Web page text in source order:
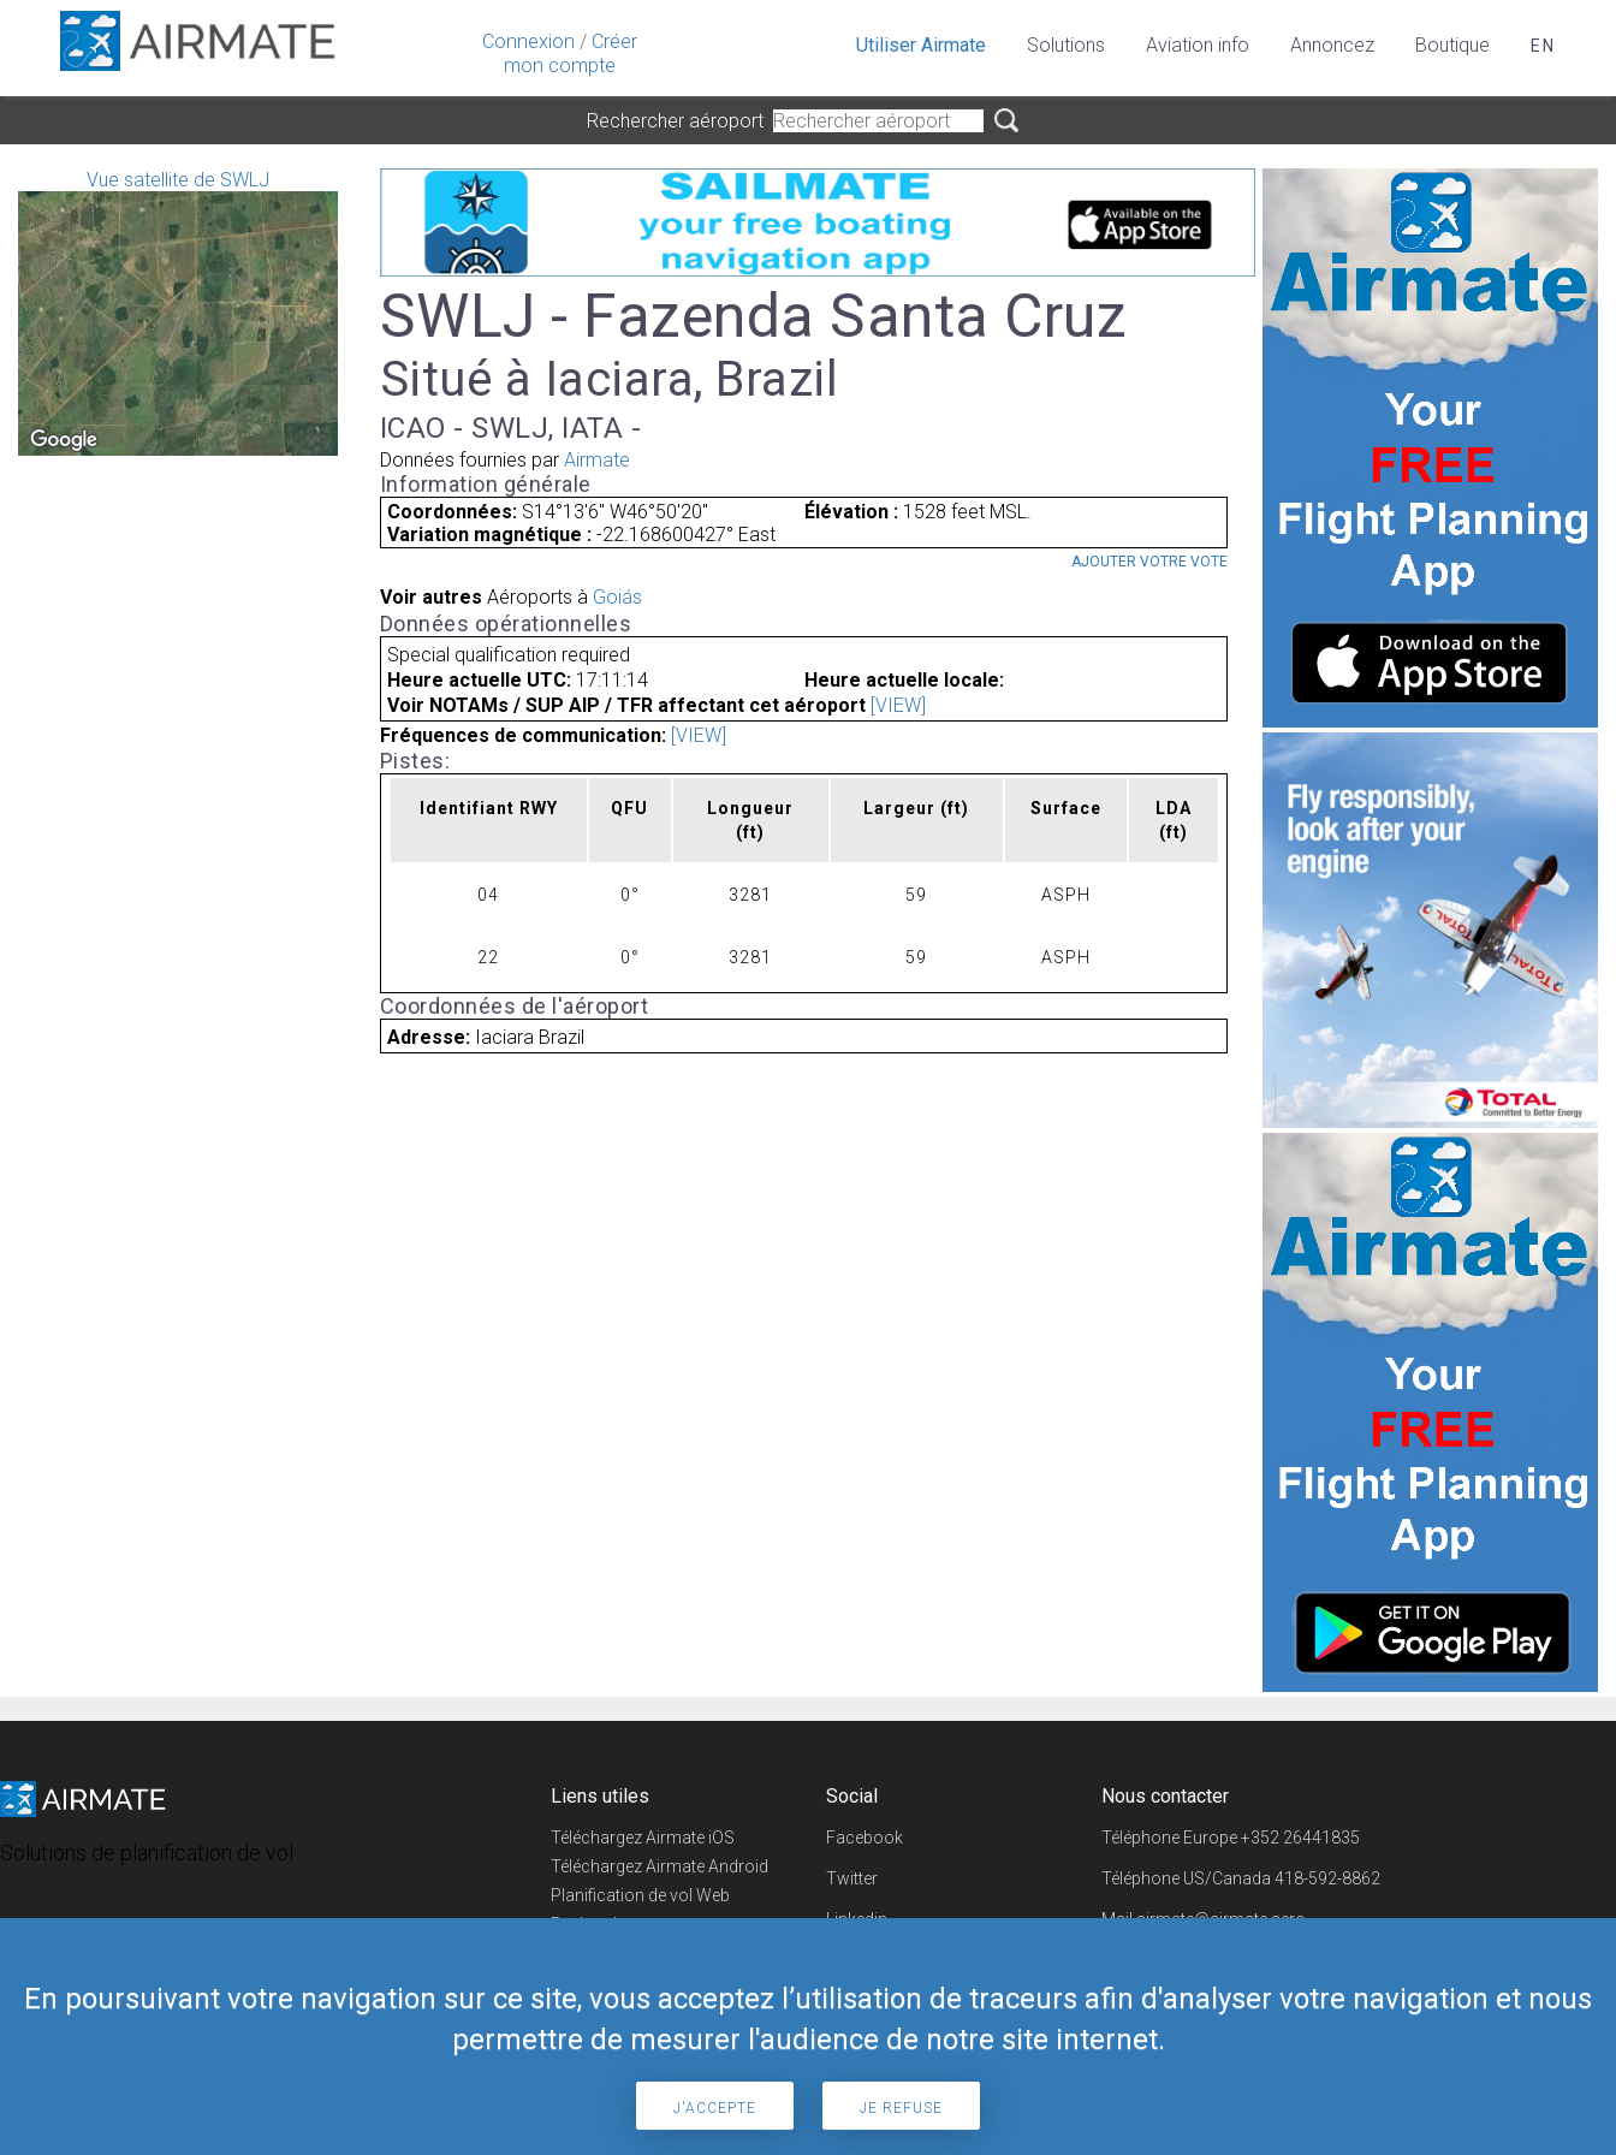
Connexion / Créer
mon compte
En poursuivant votre navigation sur ce site, vous acceptez l’utilisation de traceurs afin d'analyser votre navigation et nous
permettre de mesurer l'audience de notre site internet.
J'ACCEPTE JE REFUSE
Utiliser Airmate Solutions Aviation info Annoncez Boutique EN
Rechercher aéroport
Vue satellite de SWLJ
SWLJ - Fazenda Santa Cruz
Situé à Iaciara, Brazil
ICAO - SWLJ, IATA -
Données fournies par Airmate
Information générale
Coordonnées: S14°13'6" W46°50'20" Élévation :1528 feet MSL.
Variation magnétique : -22.168600427° East
AJOUTER VOTRE VOTE
Voir autres Aéroports à Goiás
Données opérationnelles
Special qualification required
Heure actuelle UTC: 17:11:14
Heure actuelle locale:
Voir NOTAMs / SUP AIP / TFR affectant cet aéroport [VIEW]
Fréquences de communication: [VIEW]
Pistes:
Identifiant RWY QFU
Longueur
(ft)
Largeur (ft) Surface
LDA
(ft)
04 0° 3281 59 ASPH
22 0° 3281 59 ASPH
Coordonnées de l'aéroport
Adresse: Iaciara Brazil
Solutions de planification de vol
Liens utiles
Téléchargez Airmate iOS
Téléchargez Airmate Android
Planification de vol Web
Recherche
Boutique Airmate
Social
Facebook
Twitter
Linkedin
Telegram
Nous contacter
Téléphone Europe+352 26441835
Téléphone US/Canada 418-592-8862
Mailairmate@airmate.aero